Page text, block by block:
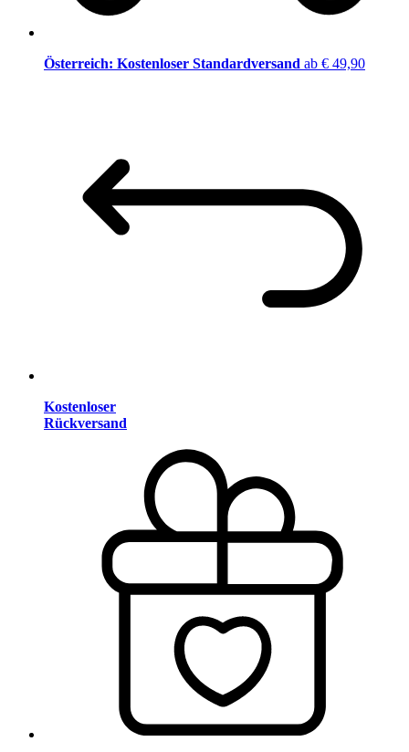
Österreich: Kostenloser Standardversand ab € 49,90
Kostenloser
Rückversand